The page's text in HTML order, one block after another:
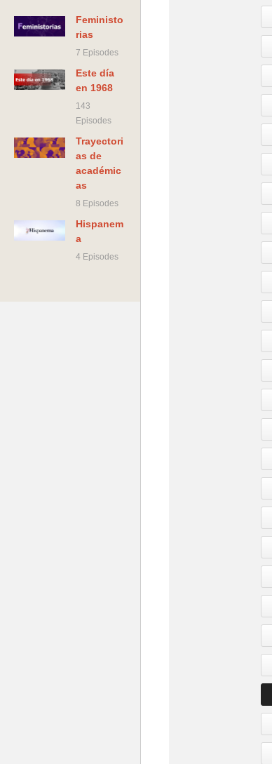
Feministo
rias
7 Episodes
Este día
en 1968
143
Episodes
Trayectori
as de
académic
as
8 Episodes
Hispanem
a
4 Episodes